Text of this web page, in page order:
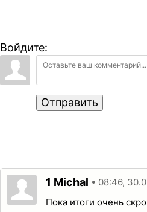
Войдите:
Отправить
1 Michal • 08:46,
Пока итоги очень